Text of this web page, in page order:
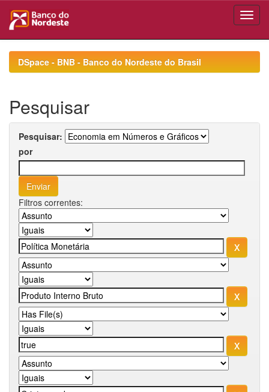
navigationDSpace - BNB - Banco do Nordeste do Brasil
Pesquisar
Pesquisar:
por
Filtros correntes: